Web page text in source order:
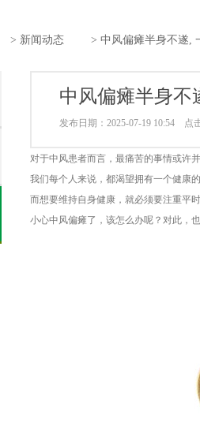
> 新闻动态 > 中风偏瘫半身不遂,
中风偏瘫半身不
发布日期：2025-07-19 10:54 点
对于中风患者而言，最痛苦的事情或许
我们每个人来说，都渴望拥有一个健康的
而想要维持自身健康，就必须要注重平
小心中风偏瘫了，该怎么办呢？对此，